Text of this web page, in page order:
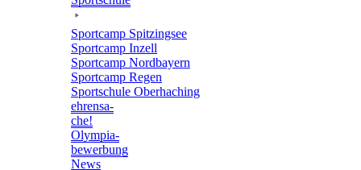
Sport­camp Spitzingsee
Sport­camp Inzell
Sport­camp Nordbayern
Sport­camp Regen
Sport­schule Oberhaching
ehren­sa­
che!
Olym­pia­
be­wer­bung
News